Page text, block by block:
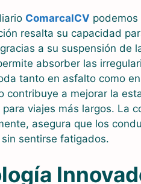
ComarcalCV podemos
resalta su capacidad
a su suspensión de
absorber las
tanto en asfalto como
contribuye a mejorar la
viajes más largos. La
asegura que los
sentirse fatigados.